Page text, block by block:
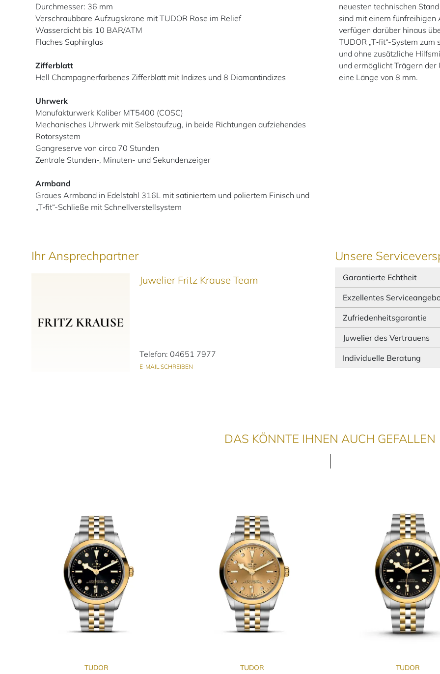
Durchmesser: 36 mm
Verschraubbare Aufzugskrone mit TUDOR Rose im Relief
Wasserdicht bis 10 BAR/ATM
Flaches Saphirglas
Zifferblatt
Hell Champagnerfarbenes Zifferblatt mit Indizes und 8 Diamantindizes
Uhrwerk
Manufakturwerk Kaliber MT5400 (COSC)
Mechanisches Uhrwerk mit Selbstaufzug, in beide Richtungen aufziehendes
Rotorsystem
Gangreserve von circa 70 Stunden
Zentrale Stunden-, Minuten- und Sekundenzeiger
Armband
Graues Armband in Edelstahl 316L mit satiniertem und poliertem Finisch und
„T‑fit“-Schließe mit Schnellverstellsystem
neuesten technischen
sind mit einem fünfreihigen
verfügen darüber hinaus
TUDOR „T‑fit“-System
und ohne zusätzliche
und ermöglicht Trägern
eine Länge von 8 mm.
Ihr Ansprechpartner
Juwelier Fritz Krause Team
Telefon: 04651 7977
E-MAIL SCHREIBEN
Unsere
Garantierte Echtheit
Exzellentes
Zufriedenheitsgarantie
Juwelier des Vertrauens
Individuelle Beratung
DAS KÖNNTE IHNEN AUCH GEFALLEN
TUDOR TUDOR TUDOR